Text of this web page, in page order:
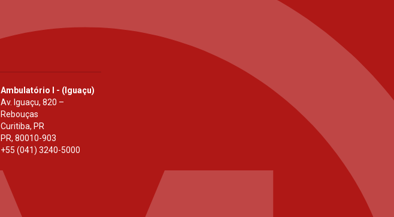
Ambulatório I - (Iguaçu)
Av. Iguaçu, 820 –
Rebouças
Curitiba, PR
PR, 80010-903
+55 (041) 3240-5000